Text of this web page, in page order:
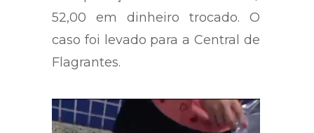
52,00 em dinheiro trocado. O
caso foi levado para a Central de
Flagrantes.
Tocador
de
vídeo